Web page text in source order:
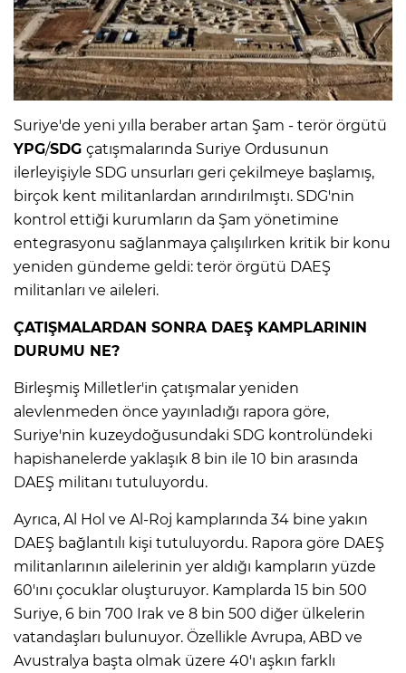
Suriye'de yeni yılla beraber artan Şam - terör örgütü
YPG/SDG çatışmalarında Suriye Ordusunun
ilerleyişiyle SDG unsurları geri çekilmeye başlamış,
birçok kent militanlardan arındırılmıştı. SDG'nin
kontrol ettiği kurumların da Şam yönetimine
entegrasyonu sağlanmaya çalışılırken kritik bir konu
yeniden gündeme geldi: terör örgütü DAEŞ
militanları ve aileleri.
ÇATIŞMALARDAN SONRA DAEŞ KAMPLARININ
DURUMU NE?
Birleşmiş Milletler'in çatışmalar yeniden
alevlenmeden önce yayınladığı rapora göre,
Suriye'nin kuzeydoğusundaki SDG kontrolündeki
hapishanelerde yaklaşık 8 bin ile 10 bin arasında
DAEŞ militanı tutuluyordu.
Ayrıca, Al Hol ve Al-Roj kamplarında 34 bine yakın
DAEŞ bağlantılı kişi tutuluyordu. Rapora göre DAEŞ
militanlarının ailelerinin yer aldığı kampların yüzde
60'ını çocuklar oluşturuyor. Kamplarda 15 bin 500
Suriye, 6 bin 700 Irak ve 8 bin 500 diğer ülkelerin
vatandaşları bulunuyor. Özellikle Avrupa, ABD ve
Avustralya başta olmak üzere 40'ı aşkın farklı